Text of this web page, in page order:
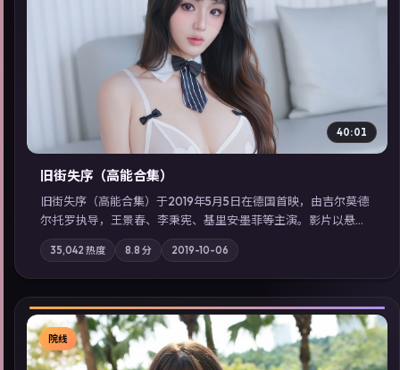
▶
40:01
旧街失序（高能合集）
旧街失序（高能合集）于2019年5月5日在德国首映，由吉尔莫·德
尔·托罗执导，王景春、李秉宪、基里安·墨菲等主演。影片以悬疑
为叙事主轴，一次普通通勤演变成全城关注的生死营救；摄影与
配乐强化地域气质；站内亦可通过「国产免费观看高清电视剧在
线看」延展检索同类型高分佳作，畅享高清在线追剧体验。
35,042 热度 8.8 分 2019-10-06
院线